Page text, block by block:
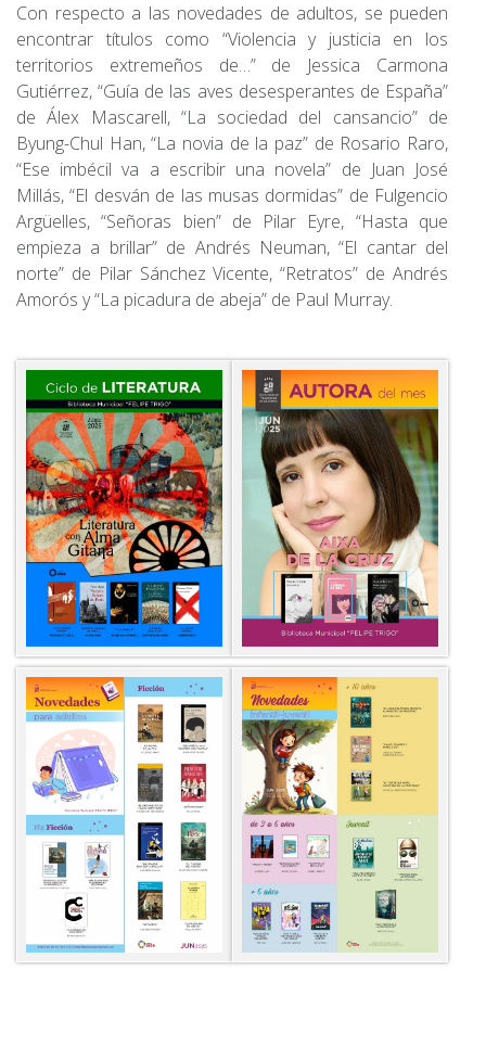
Con respecto a las novedades de adultos, se pueden
encontrar títulos como “Violencia y justicia en los
territorios extremeños de…” de Jessica Carmona
Gutiérrez, “Guía de las aves desesperantes de España”
de Álex Mascarell, “La sociedad del cansancio” de
Byung-Chul Han, “La novia de la paz” de Rosario Raro,
“Ese imbécil va a escribir una novela” de Juan José
Millás, “El desván de las musas dormidas” de Fulgencio
Argüelles, “Señoras bien” de Pilar Eyre, “Hasta que
empieza a brillar” de Andrés Neuman, “El cantar del
norte” de Pilar Sánchez Vicente, “Retratos” de Andrés
Amorós y “La picadura de abeja” de Paul Murray.